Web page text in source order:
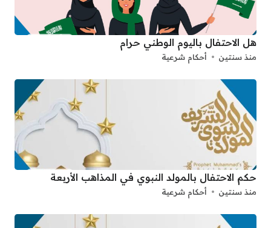
هل الاحتفال باليوم الوطني حرام
منذ سنتين أحكام شرعية
حكم الاحتفال بالمولد النبوي في المذاهب الأربعة
منذ سنتين أحكام شرعية